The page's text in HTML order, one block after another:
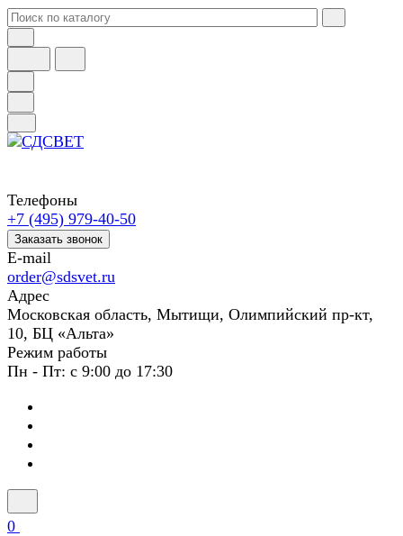
Телефоны
+7 (495) 979-40-50
Заказать звонок
E-mail
order@sdsvet.ru
Адрес
Московская область, Мытищи, Олимпийский пр-кт,
10, БЦ «Альта»
Режим работы
Пн - Пт: с 9:00 до 17:30
0